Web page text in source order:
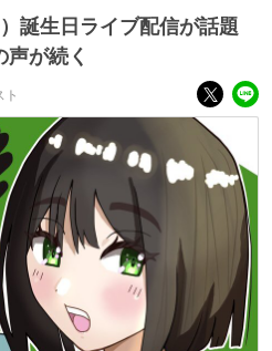
誕生日ライブ配信が話題
が続く
ト